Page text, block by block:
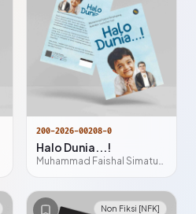
200-2026-00208-0
Halo Dunia...!
Muhammad Faishal Simatupang
Non Fiksi [NFK]